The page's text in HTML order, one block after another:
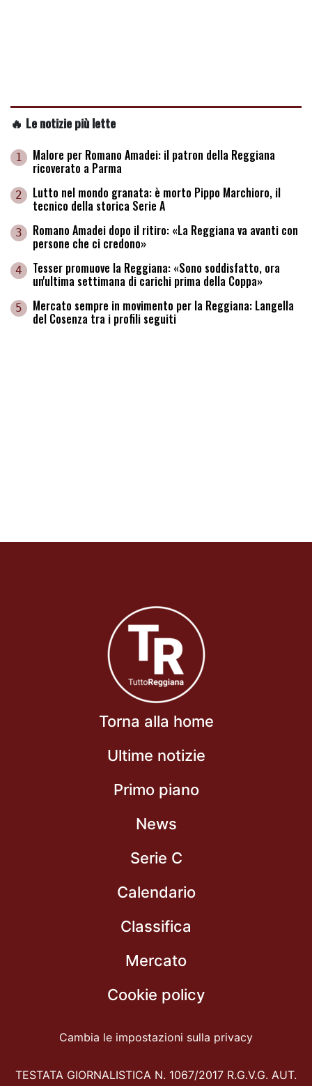
🔥 Le notizie più lette
1 Malore per Romano Amadei: il patron della Reggiana
ricoverato a Parma
2 Lutto nel mondo granata: è morto Pippo Marchioro, il
tecnico della storica Serie A
3 Romano Amadei dopo il ritiro: «La Reggiana va avanti con
persone che ci credono»
4 Tesser promuove la Reggiana: «Sono soddisfatto, ora
un'ultima settimana di carichi prima della Coppa»
5 Mercato sempre in movimento per la Reggiana: Langella
del Cosenza tra i profili seguiti
Torna alla home
Ultime notizie
Primo piano
News
Serie C
Calendario
Classifica
Mercato
Cookie policy
Cambia le impostazioni sulla privacy
TESTATA GIORNALISTICA N. 1067/2017 R.G.V.G. AUT.